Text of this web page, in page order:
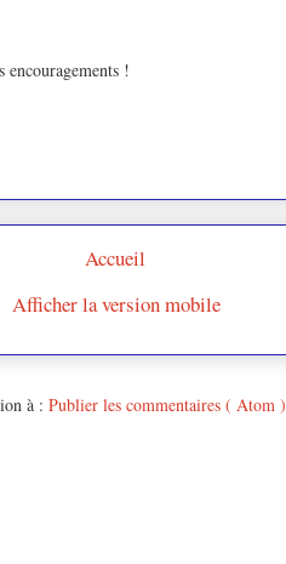
!
Accueil
Afficher la version mobile
à : Publier les commentaires ( Atom )